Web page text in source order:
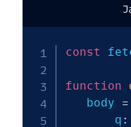
const
function
   body
=
       q
: